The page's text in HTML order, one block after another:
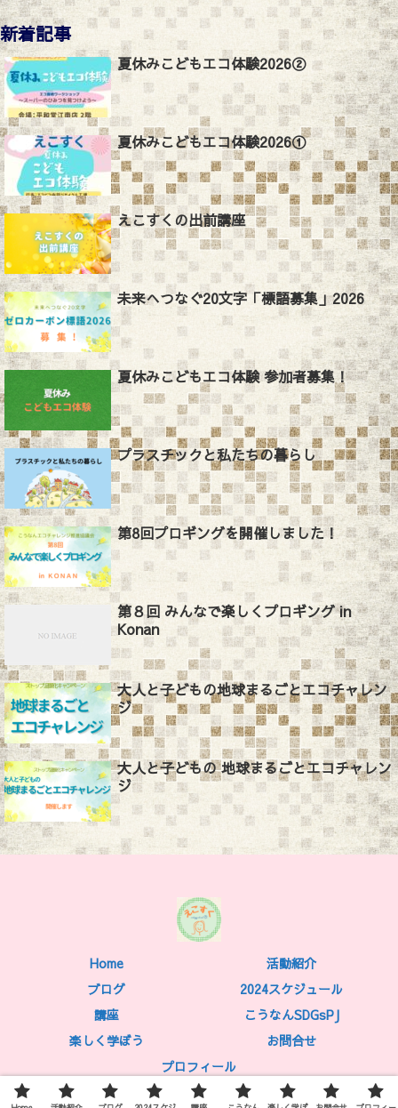
新着記事
夏休みこどもエコ体験2026②
夏休みこどもエコ体験2026①
えこすくの出前講座
未来へつなぐ20文字「標語募集」2026
夏休みこどもエコ体験 参加者募集！
プラスチックと私たちの暮らし
第8回プロギングを開催しました！
第８回 みんなで楽しくプロギング in
Konan
大人と子どもの地球まるごとエコチャレン
ジ
大人と子どもの 地球まるごとエコチャレン
ジ
Home
活動紹介
ブログ
2024スケジュール
講座
こうなんSDGsPJ
楽しく学ぼう
お問合せ
プロフィール
© 2021 えこすく.